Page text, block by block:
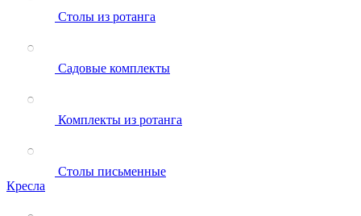
Столы из ротанга
Садовые комплекты
Комплекты из ротанга
Столы письменные
Кресла